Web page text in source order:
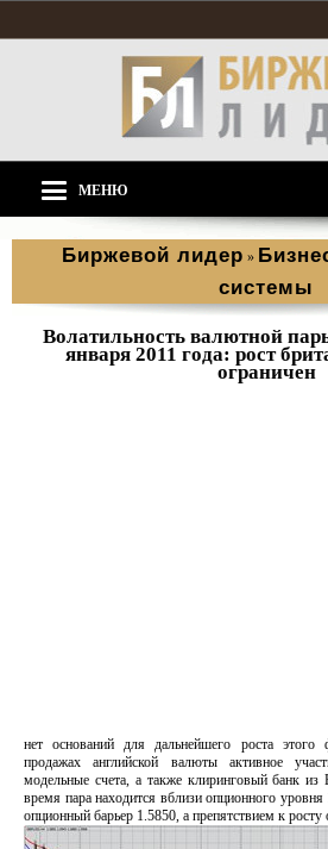
МЕНЮ
Биржевой лидер »
системы
Волатильность валютной
января 2011 года: рост
ограничен
нет оснований для дальнейшего роста этого
продажах английской валюты активное
модельные счета, а также клиринговый банк из
время пара находится вблизи опционного уровня
опционный барьер 1.5850, а препятствием к росту